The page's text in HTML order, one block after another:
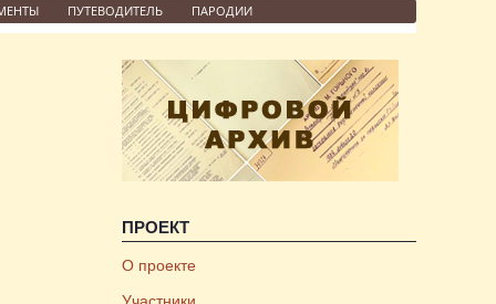
ПУТЕВОДИТЕЛЬ ПАРОДИИ
ПРОЕКТ
О проекте